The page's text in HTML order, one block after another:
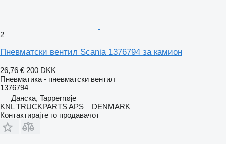
2
Пневматски вентил Scania 1376794 за камион
26,76 € 200 DKK
Пневматика - пневматски вентил
1376794
Данска, Tappernøje
KNL TRUCKPARTS APS – DENMARK
Контактирајте го продавачот